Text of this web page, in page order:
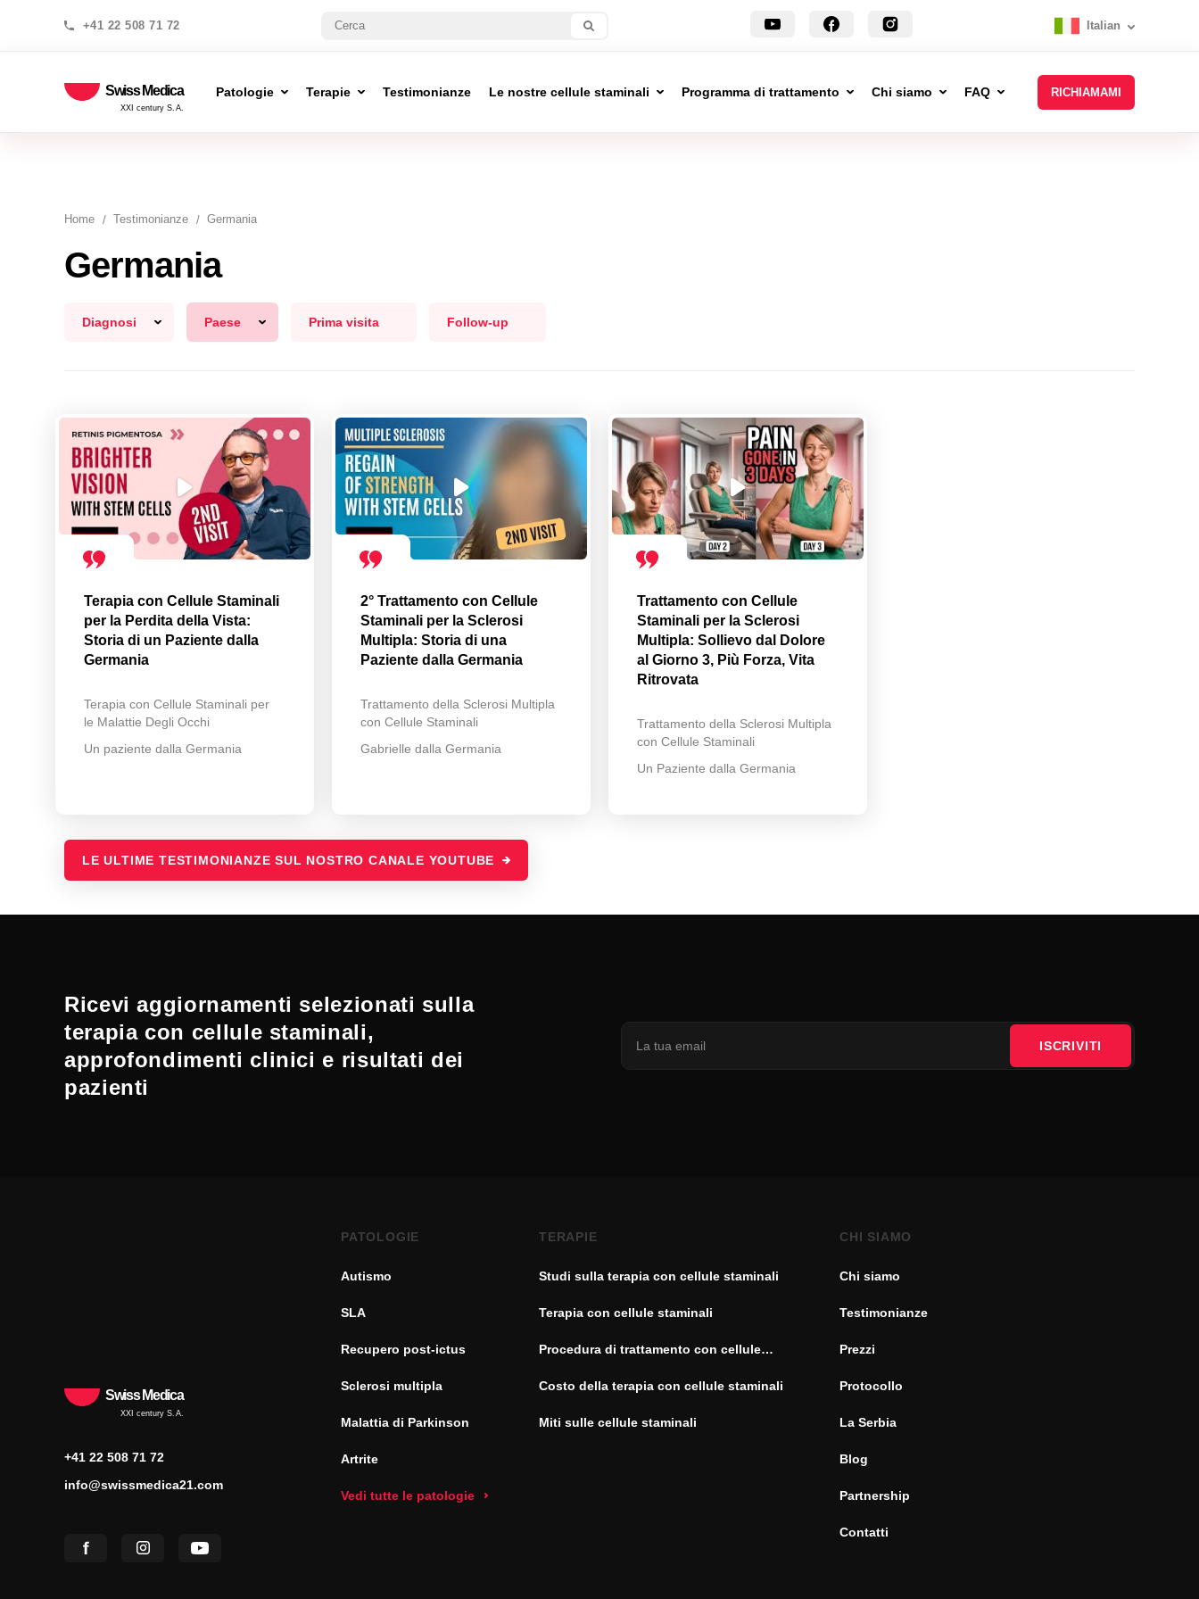
+41 22 508 71 72 Italian
Swiss Medica
XXI century S.A.
Patologie Terapie Testimonianze Le nostre cellule staminali Programma di trattamento Chi siamo FAQ RICHIAMAMI
Home Testimonianze Germania
Germania
Diagnosi Paese Prima visita Follow-up
Terapia con Cellule Staminali
per la Perdita della Vista:
Storia di un Paziente dalla
Germania
Terapia con Cellule Staminali per
le Malattie Degli Occhi
Un paziente dalla Germania
2° Trattamento con Cellule
Staminali per la Sclerosi
Multipla: Storia di una
Paziente dalla Germania
Trattamento della Sclerosi Multipla
con Cellule Staminali
Gabrielle dalla Germania
Trattamento con Cellule
Staminali per la Sclerosi
Multipla: Sollievo dal Dolore
al Giorno 3, Più Forza, Vita
Ritrovata
Trattamento della Sclerosi Multipla
con Cellule Staminali
Un Paziente dalla Germania
LE ULTIME TESTIMONIANZE SUL NOSTRO CANALE YOUTUBE
Ricevi aggiornamenti selezionati sulla
terapia con cellule staminali,
approfondimenti clinici e risultati dei
pazienti
ISCRIVITI
Swiss Medica
XXI century S.A.
+41 22 508 71 72
info@swissmedica21.com
PATOLOGIE
Autismo
SLA
Recupero post-ictus
Sclerosi multipla
Malattia di Parkinson
Artrite
Vedi tutte le patologie
TERAPIE
Studi sulla terapia con cellule staminali
Terapia con cellule staminali
Procedura di trattamento con cellule
Costo della terapia con cellule staminali
Miti sulle cellule staminali
CHI SIAMO
Chi siamo
Testimonianze
Prezzi
Protocollo
La Serbia
Blog
Partnership
Contatti